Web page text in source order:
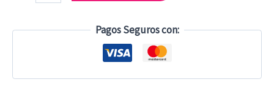
Pagos Seguros con: